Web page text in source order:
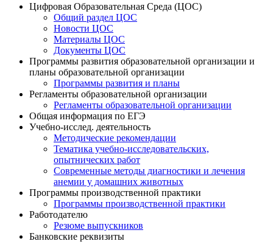
Цифровая Образовательная Среда (ЦОС)
Общий раздел ЦОС
Новости ЦОС
Материалы ЦОС
Документы ЦОС
Программы развития образовательной организации и
планы образовательной организации
Программы развития и планы
Регламенты образовательной организации
Регламенты образовательной организации
Общая информация по ЕГЭ
Учебно-исслед. деятельность
Методические рекомендации
Тематика учебно-исследовательских,
опытнических работ
Современные методы диагностики и лечения
анемии у домашних животных
Программы производственной практики
Программы производственной практики
Работодателю
Резюме выпускников
Банковские реквизиты